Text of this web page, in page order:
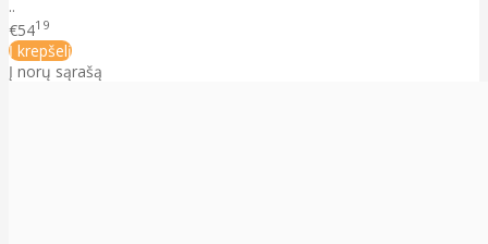
..
€5419
Į krepšelį
Į norų sąrašą